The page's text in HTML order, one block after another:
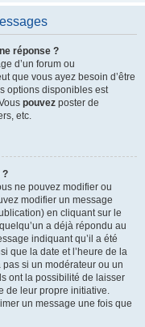
réponse ?
d’un forum ou
que vous ayez besoin d’être
options disponibles est
pouvez poster de
etc.
?
ne pouvez modifier ou
modifier un message
en cliquant sur le
a déjà répondu au
indiquant qu’il a été
que la date et l’heure de la
si un modérateur ou un
ont la possibilité de laisser
de leur propre initiative.
un message une fois que